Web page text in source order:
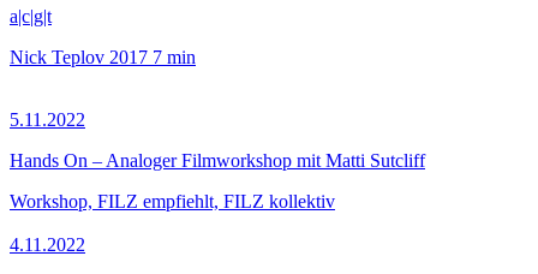
a|c|g|t
Nick Teplov 2017 7 min
5.11.2022
Hands On – Analoger Filmworkshop mit Matti Sutcliff
Workshop, FILZ empfiehlt, FILZ kollektiv
4.11.2022